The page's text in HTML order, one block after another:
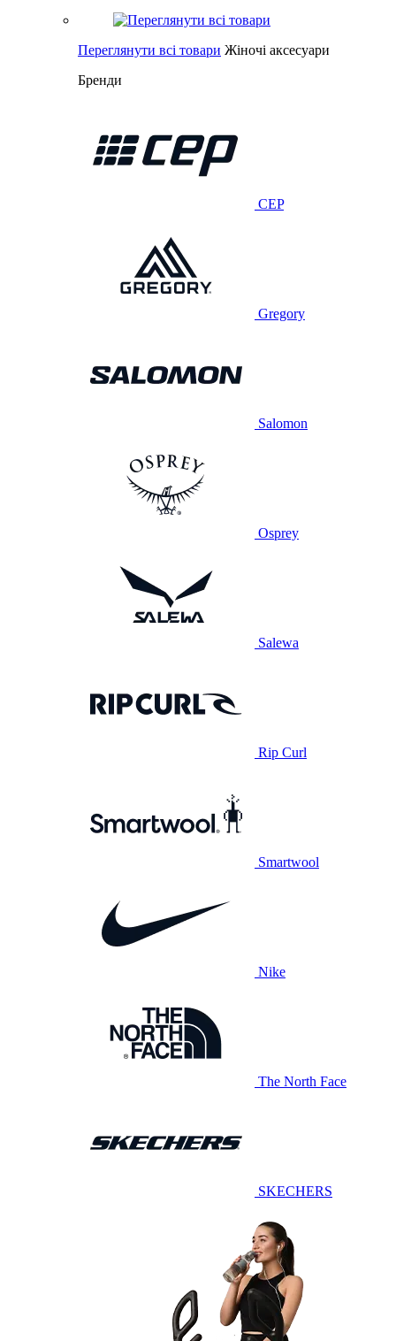
Переглянути всі товари Жіночі аксесуари
Бренди
CEP
Gregory
Salomon
Osprey
Salewa
Rip Curl
Smartwool
Nike
The North Face
SKECHERS